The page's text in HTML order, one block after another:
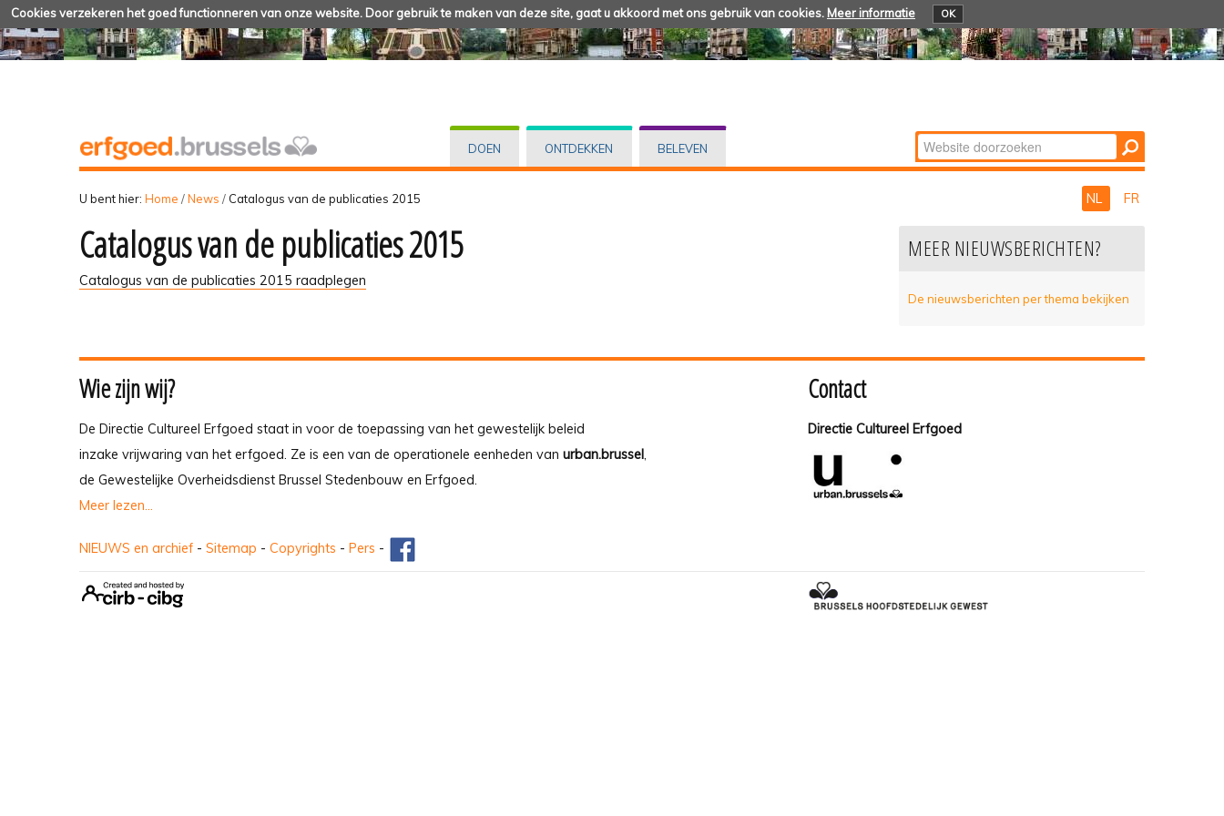
Cookies verzekeren het goed functionneren van onze website. Door gebruik te maken van deze site, gaat u akkoord met ons gebruik van cookies. Meer informatie OK
DOEN ONTDEKKEN BELEVEN Zoek
Geavanceerd
U bent hier: Home /News / Catalogus van de publicaties 2015 NL FR
Catalogus van de publicaties 2015
Catalogus van de publicaties 2015 raadplegen
MEER NIEUWSBERICHTEN?
De nieuwsberichten per thema bekijken
Wie zijn wij?
De Directie Cultureel Erfgoed staat in voor de toepassing van het gewestelijk beleid
inzake vrijwaring van het erfgoed. Ze is een van de operationele eenheden van urban.brussel,
de Gewestelijke Overheidsdienst Brussel Stedenbouw en Erfgoed.
Meer lezen...
Contact
Directie Cultureel Erfgoed
NIEUWS en archief - Sitemap - Copyrights - Pers -